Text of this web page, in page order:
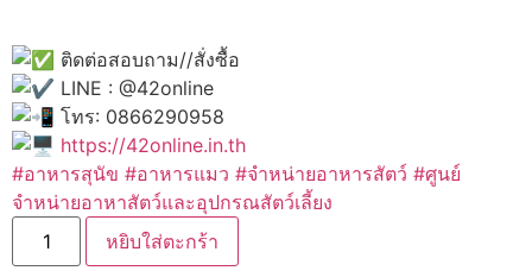
ติดต่อสอบถาม//สั่งซื้อ
LINE : @42online
โทร: 0866290958
https://42online.in.th
#อาหารสุนัข #อาหารแมว #จำหน่ายอาหารสัตว์ #ศูนย์
จำหน่ายอาหาสัตว์และอุปกรณสัตว์เลี้ยง
จำนวน
–
หยิบใส่ตะกร้า